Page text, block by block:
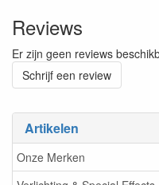
Artikelen
Onze Merken
Reviews
Er zijn geen reviews
Schrijf een review